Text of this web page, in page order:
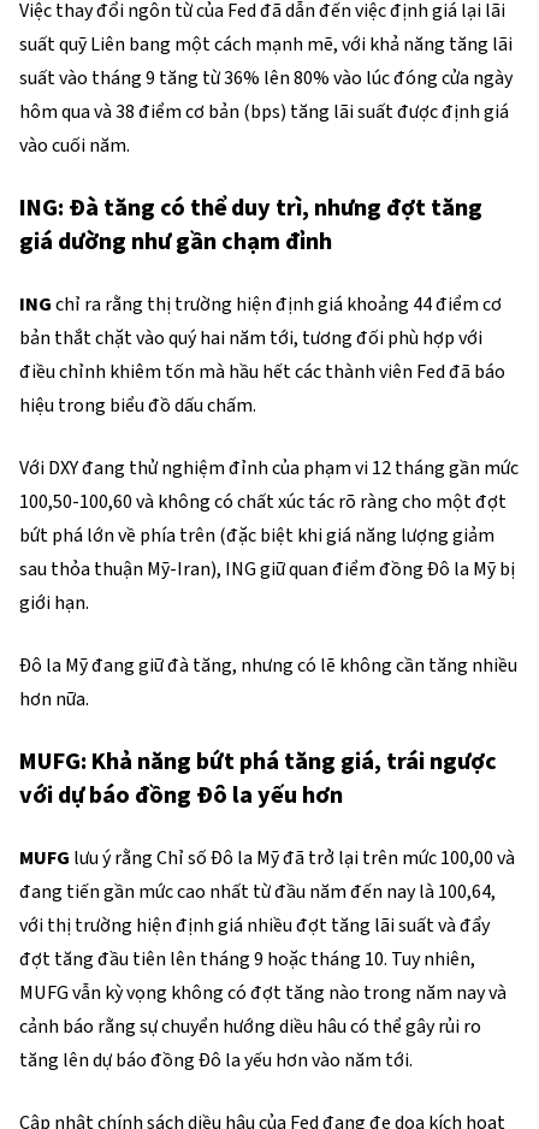
Việc thay đổi ngôn từ của Fed đã dẫn đến việc định giá lại lãi
suất quỹ Liên bang một cách mạnh mẽ, với khả năng tăng lãi
suất vào tháng 9 tăng từ 36% lên 80% vào lúc đóng cửa ngày
hôm qua và 38 điểm cơ bản (bps) tăng lãi suất được định giá
vào cuối năm.
ING: Đà tăng có thể duy trì, nhưng đợt tăng
giá dường như gần chạm đỉnh
INGchỉ ra rằng thị trường hiện định giá khoảng 44 điểm cơ
bản thắt chặt vào quý hai năm tới, tương đối phù hợp với
điều chỉnh khiêm tốn mà hầu hết các thành viên Fed đã báo
hiệu trong biểu đồ dấu chấm.
Với DXY đang thử nghiệm đỉnh của phạm vi 12 tháng gần mức
100,50-100,60 và không có chất xúc tác rõ ràng cho một đợt
bứt phá lớn về phía trên (đặc biệt khi giá năng lượng giảm
sau thỏa thuận Mỹ-Iran), ING giữ quan điểm đồng Đô la Mỹ bị
giới hạn.
Đô la Mỹ đang giữ đà tăng, nhưng có lẽ không cần tăng nhiều
hơn nữa.
MUFG: Khả năng bứt phá tăng giá, trái ngược
với dự báo đồng Đô la yếu hơn
MUFG lưu ý rằng Chỉ số Đô la Mỹ đã trở lại trên mức 100,00 và
đang tiến gần mức cao nhất từ đầu năm đến nay là 100,64,
với thị trường hiện định giá nhiều đợt tăng lãi suất và đẩy
đợt tăng đầu tiên lên tháng 9 hoặc tháng 10. Tuy nhiên,
MUFG vẫn kỳ vọng không có đợt tăng nào trong năm nay và
cảnh báo rằng sự chuyển hướng diều hâu có thể gây rủi ro
tăng lên dự báo đồng Đô la yếu hơn vào năm tới.
Cập nhật chính sách diều hâu của Fed đang đe dọa kích hoạt